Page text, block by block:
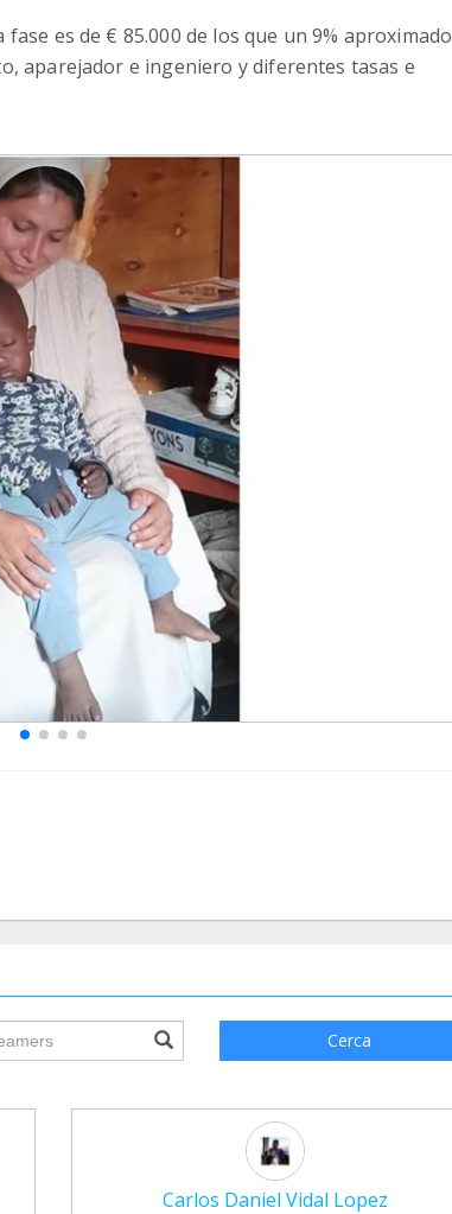
es de € 85.000 de los que un 9% aproximado
aparejador e ingeniero y diferentes tasas e
Cerca
Carlos Daniel Vidal Lopez